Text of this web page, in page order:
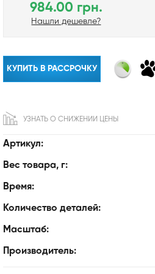
Артикул:
Вес товара, г:
Время:
Количество деталей:
Масштаб:
Производитель:
984.00 грн.
Нашли дешевле?
КУПИТЬ В РАССРОЧКУ
УЗНАТЬ О СНИЖЕНИИ ЦЕНЫ